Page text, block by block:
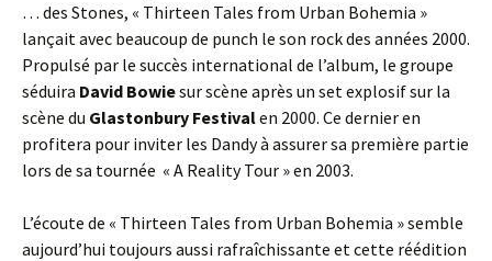
… des Stones, « Thirteen Tales from Urban Bohemia »
lançait avec beaucoup de punch le son rock des années 2000.
Propulsé par le succès international de l’album, le groupe
séduira David Bowiesur scène après un set explosif sur la
scène du Glastonbury Festivalen 2000. Ce dernier en
profitera pour inviter les Dandy à assurer sa première partie
lors de sa tournée « A Reality Tour » en 2003.
L’écoute de « Thirteen Tales from Urban Bohemia » semble
aujourd’hui toujours aussi rafraîchissante et cette réédition